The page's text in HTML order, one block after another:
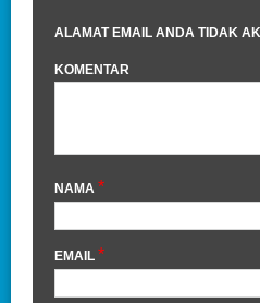
ALAMAT EMAIL ANDA TIDAK
KOMENTAR
NAMA *
EMAIL *